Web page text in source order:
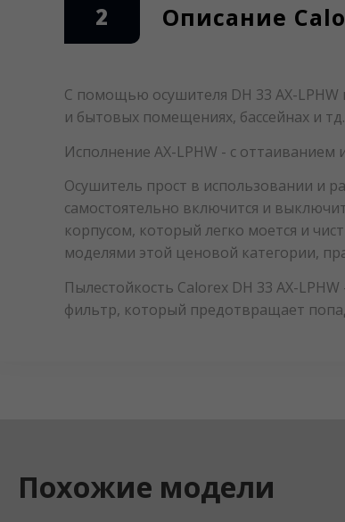
2 Описание
С помощью осушителя DH 33 AX-
и бытовых помещениях, бассейнах и тд.
Исполнение AX-LPHW - с
Осушитель прост в использовании и
самостоятельно включится и
корпусом, который легко моется и
моделями этой ценовой категории,
Пылестойкость Calorex DH 33 AX-
фильтр, который предотвращает
Похожие модели